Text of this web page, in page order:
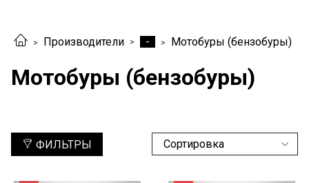
Производители - Мотобуры (бензобуры)
Мотобуры (бензобуры)
ФИЛЬТРЫ